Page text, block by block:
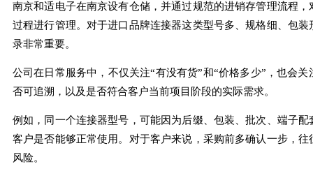
南京和适电子在南京设有仓储，并通过规范的进销存管理流程
过程进行管理。对于进口品牌连接器这类型号多、规格细、包
录非常重要。
公司在日常服务中，不仅关注“有没有货”和“价格多少”，也会
否可追溯，以及是否符合客户当前项目阶段的实际需求。
例如，同一个连接器型号，可能因为后缀、包装、批次、端子
客户是否能够正常使用。对于客户来说，采购前多确认一步，
风险。